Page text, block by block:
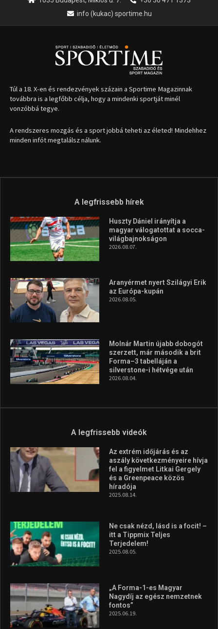
info (kukac) sportime.hu
Túl a 18. X-en és rendezvények százain a Sportime Magazinnak
továbbra is a legfőbb célja, hogy a mindenki sportját minél
vonzóbbá tegye.
A rendszeres mozgás és a sport jobbá teheti az életed! Mindehhez
minden infót megtalálsz nálunk.
A legfrissebb hírek
Huszty Dániel irányítja a
magyar válogatottat a socca-
világbajnokságon
2026.08.07.
Aranyérmet nyert Szilágyi Erik
az Európa-kupán
2026.08.05.
Molnár Martin újabb dobogót
szerzett, már második a brit
Forma–3 tabelláján a
silverstone-i hétvége után
2026.08.04.
A legfrissebb videók
Az extrém időjárás és az
aszály következményeire hívja
fel a figyelmet Litkai Gergely
és a Greenpeace közös
híradója
2025.08.14.
Ne csak nézd, lásd is a focit! –
itt a Tippmix Teljes
Terjedelem!
2025.08.05.
„A Forma-1-es Magyar
Nagydíj az egész nemzetnek
fontos”
2025.06.19.